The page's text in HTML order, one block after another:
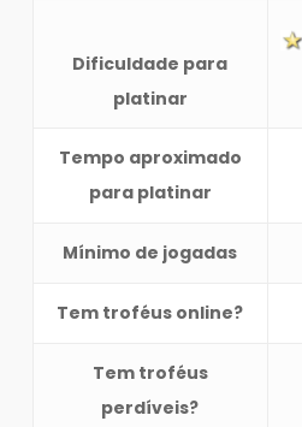
Dificuldade para
platinar
Tempo aproximado
para platinar
Mínimo de jogadas
Tem troféus online?
Tem troféus
perdíveis?